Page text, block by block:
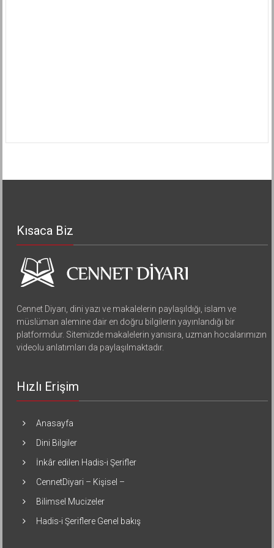
Kısaca Biz
Cennet Diyarı, dini yazı ve makalelerin paylaşıldığı, islam ve
müslüman alemine dair en doğru bilgilerin yayınlandığı bir
platformdur. Sitemizde makalelerin yanısıra, uzman hocalarımızın
videolu anlatımları da paylaşılmaktadır.
Hızlı Erişim
Anasayfa
Dini Bilgiler
İnkâr edilen Hadis-i Şerifler
CennetDiyari – Kişisel –
Bilimsel Mucizeler
Hadis-i Şeriflere Genel bakış